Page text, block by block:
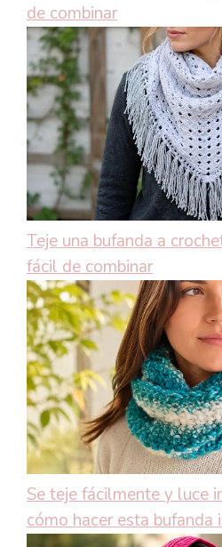
de combinar
Teje una bufanda a
fácil de combinar
Se teje fácilmente y luce
cómo hacer esta bufanda